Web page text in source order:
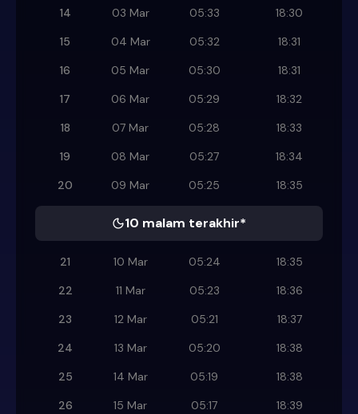
14
03 Mar 05:33
18:30
15
04 Mar 05:32
18:31
16
05 Mar 05:30
18:31
17
06 Mar 05:29
18:32
18
07 Mar 05:28
18:33
19
08 Mar 05:27
18:34
20
09 Mar 05:25 18:35
10 malam terakhir*
21 10 Mar 05:24
18:35
22
11 Mar 05:23
18:36
23
12 Mar 05:21
18:37
24
13 Mar 05:20
18:38
25
14 Mar 05:19
18:38
26
15 Mar 05:17
18:39